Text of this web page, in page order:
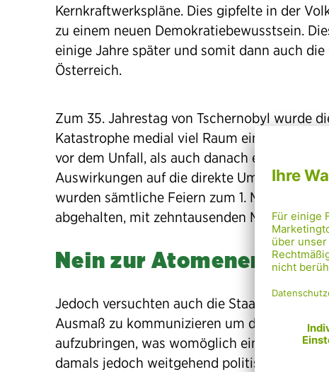
Kernkraftwerkspläne. Dies gipfelte in der
zu einem neuen Demokratiebewusstsein.
einige Jahre später und somit dann auch
Österreich.
Zum 35. Jahrestag von Tschernobyl wurde
Katastrophe medial viel Raum eingeräumt.
vor dem Unfall, als auch danach ein
Auswirkungen auf die direkte Umgebung
wurden sämtliche Feiern zum 1. Mai im nur
abgehalten, mit zehntausenden Menschen
Nein zur Atomenergie
Jedoch versuchten auch die Staaten
Ausmaß zu kommunizieren um die
aufzubringen, was womöglich ein weniger
damals jedoch weitgehend politischer